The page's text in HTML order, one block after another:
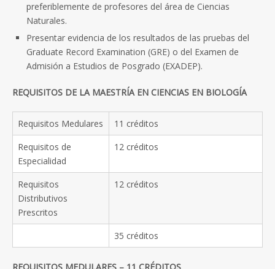
preferiblemente de profesores del área de Ciencias
Naturales.
Presentar evidencia de los resultados de las pruebas del
Graduate Record Examination (GRE) o del Examen de
Admisión a Estudios de Posgrado (EXADEP).
REQUISITOS DE LA MAESTRÍA EN CIENCIAS EN BIOLOGÍA
Requisitos Medulares
11 créditos
Requisitos de
Especialidad
12 créditos
Requisitos
Distributivos
Prescritos
12 créditos
35 créditos